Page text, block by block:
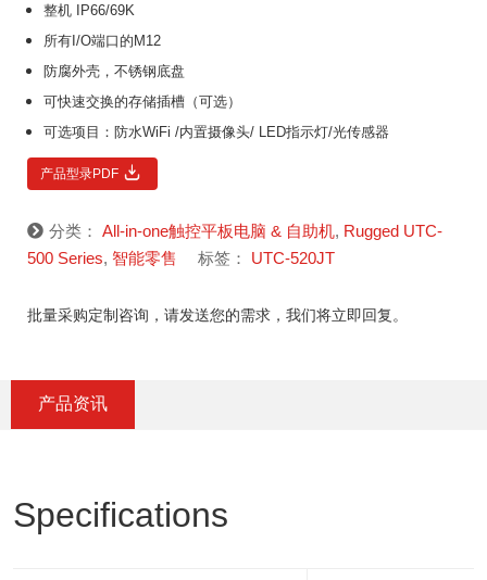
整机 IP66/69K
所有I/O端口的M12
防腐外壳，不锈钢底盘
可快速交换的存储插槽（可选）
可选项目：防水WiFi /内置摄像头/ LED指示灯/光传感器
产品型录PDF
分类： All-in-one触控平板电脑 & 自助机, Rugged UTC-
500 Series, 智能零售 标签： UTC-520JT
批量采购定制咨询，请发送您的需求，我们将立即回复。
产品资讯
Specifications